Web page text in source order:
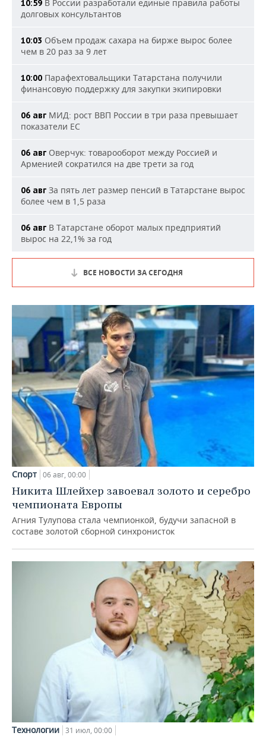
10:59 В России разработали единые правила работы
долговых консультантов
10:03 Объем продаж сахара на бирже вырос более
чем в 20 раз за 9 лет
10:00 Парафехтовальщики Татарстана получили
финансовую поддержку для закупки экипировки
06 авг МИД: рост ВВП России в три раза превышает
показатели ЕС
06 авг Оверчук: товарооборот между Россией и
Арменией сократился на две трети за год
06 авг За пять лет размер пенсий в Татарстане вырос
более чем в 1,5 раза
06 авг В Татарстане оборот малых предприятий
вырос на 22,1% за год
ВСЕ НОВОСТИ ЗА СЕГОДНЯ
Спорт 06 авг, 00:00
Никита Шлейхер завоевал золото и серебро
чемпионата Европы
Агния Тулупова стала чемпионкой, будучи запасной в
составе золотой сборной синхронисток
Технологии 31 июл, 00:00